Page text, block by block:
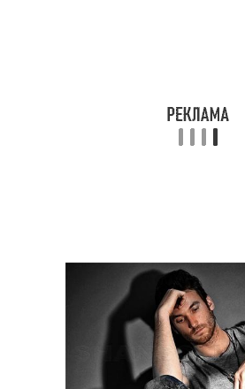
Алкоголь на сердце